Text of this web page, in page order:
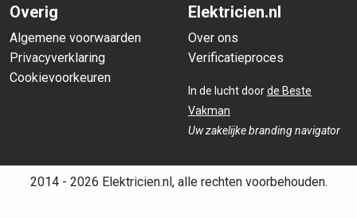
Overig
Algemene voorwaarden
Privacyverklaring
Cookievoorkeuren
Elektricien.nl
Over ons
Verificatieproces
In de lucht doorde Beste
Vakman
Uw zakelijke branding navigator
2014 - 2026 Elektricien.nl, alle rechten voorbehouden.